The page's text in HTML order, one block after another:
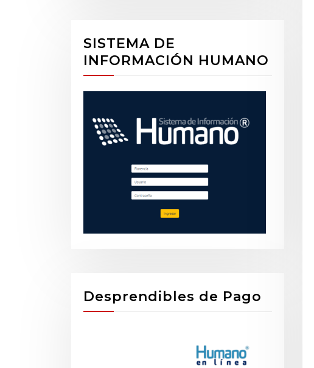
SISTEMA DE
INFORMACIÓN HUMANO
Desprendibles de Pago